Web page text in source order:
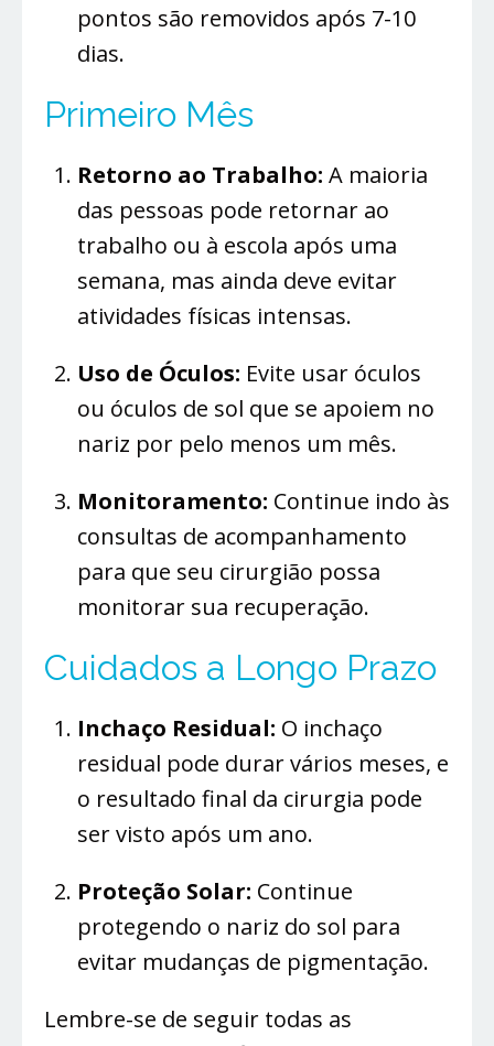
pontos são removidos após 7-10
dias.
Primeiro Mês
Retorno ao Trabalho: A maioria
das pessoas pode retornar ao
trabalho ou à escola após uma
semana, mas ainda deve evitar
atividades físicas intensas.
Uso de Óculos: Evite usar óculos
ou óculos de sol que se apoiem no
nariz por pelo menos um mês.
Monitoramento: Continue indo às
consultas de acompanhamento
para que seu cirurgião possa
monitorar sua recuperação.
Cuidados a Longo Prazo
Inchaço Residual: O inchaço
residual pode durar vários meses, e
o resultado final da cirurgia pode
ser visto após um ano.
Proteção Solar: Continue
protegendo o nariz do sol para
evitar mudanças de pigmentação.
Lembre-se de seguir todas as